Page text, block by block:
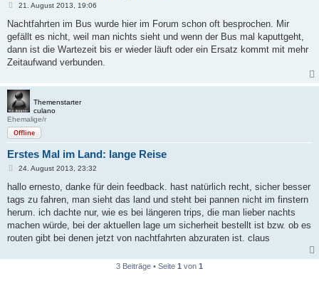
B
i
r
a
21. August 2013, 19:06
Nachtfahrten im Bus wurde hier im Forum schon oft besprochen. Mir
gefällt es nicht, weil man nichts sieht und wenn der Bus mal kaputtgeht,
dann ist die Wartezeit bis er wieder läuft oder ein Ersatz kommt mit mehr
Zeitaufwand verbunden.
Themenstarter
culano
Ehemalige/r
Offline
Erstes Mal im Land: lange Reise
B
i
r
a
24. August 2013, 23:32
hallo ernesto, danke für dein feedback. hast natürlich recht, sicher besser
tags zu fahren, man sieht das land und steht bei pannen nicht im finstern
herum. ich dachte nur, wie es bei längeren trips, die man lieber nachts
machen würde, bei der aktuellen lage um sicherheit bestellt ist bzw. ob es
routen gibt bei denen jetzt von nachtfahrten abzuraten ist. claus
3 Beiträge • Seite 1 von 1